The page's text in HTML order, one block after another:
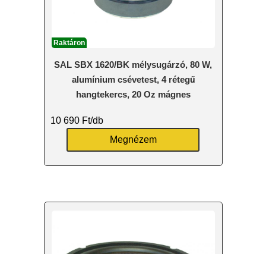
Raktáron
SAL SBX 1620/BK mélysugárzó, 80 W,
alumínium csévetest, 4 rétegű
hangtekercs, 20 Oz mágnes
10 690 Ft/db
Megnézem